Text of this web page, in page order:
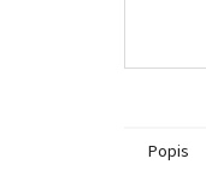
Popis